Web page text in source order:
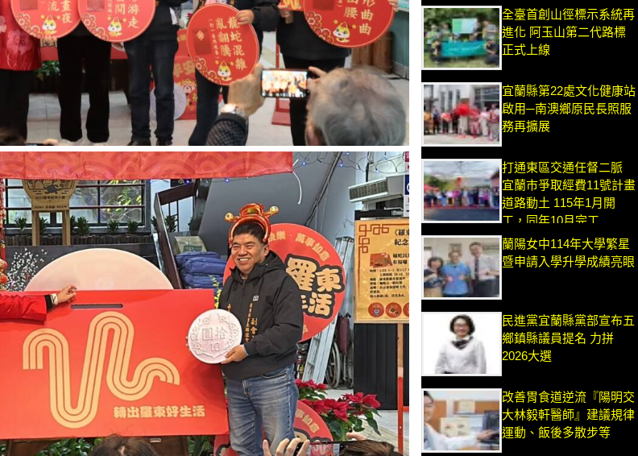
全臺首創山徑標示系統再
進化 阿玉山第二代路標
正式上線
宜蘭縣第22處文化健康站
啟用─南澳鄉原民長照服
務再擴展
打通東區交通任督二脈
宜蘭市爭取經費11號計畫
道路動土 115年1月開
工，同年10月完工
蘭陽女中114年大學繁星
暨申請入學升學成績亮眼
民進黨宜蘭縣黨部宣布五
鄉鎮縣議員提名 力拼
2026大選
改善胃食道逆流『陽明交
大林毅軒醫師』建議規律
運動、飯後多散步等